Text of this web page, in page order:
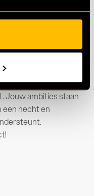
een passie voor
Bij DIQQ ben je
Jouw ambities staan
hecht en